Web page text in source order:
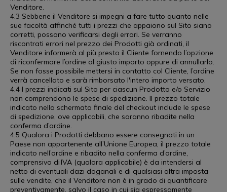
Venditore.
4.3 Sebbene il Venditore si impegni a fare tutto quanto nelle
sue facoltà affinché tutti i prezzi che appaiono sul Sito siano
corretti, possono verificarsi degli errori. Se verranno
riscontrati errori nel prezzo dei Prodotti già ordinati, il
Venditore informerà al più presto il Cliente fornendo l’opzione
di riconfermare l’ordine al giusto importo oppure di annullarlo.
Se non fosse possibile mettersi in contatto col Cliente, l’ordine
verrà cancellato e sarà rimborsato l'intero importo versato.
4.4 I prezzi indicati sul Sito per ciascun Prodotto e/o Servizio
non comprendono le spese di spedizione. Il prezzo totale
indicato nella schermata finale del checkout include le spese
di spedizione, ove applicabili, che saranno ribadite nella
conferma d’ordine.
4.5 Qualora i Prodotti debbano essere consegnati in un
Paese non appartenente all’Unione Europea, il prezzo totale
indicato nell’ordine e ribadito nella conferma d’ordine,
comprensivo di IVA (qualora applicabile) è da intendersi al
netto di eventuali dazi doganali e di qualsiasi altra imposta
sulle vendite, che il Venditore non è in grado di quantificare
preventivamente, salvo il caso in cui sia espressamente